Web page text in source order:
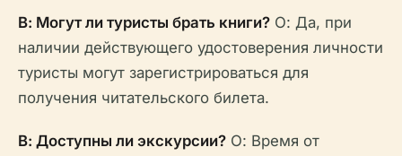
В: Могут ли туристы брать книги? О: Да, при
наличии действующего удостоверения личности
туристы могут зарегистрироваться для
получения читательского билета.
В: Доступны ли экскурсии? О: Время от